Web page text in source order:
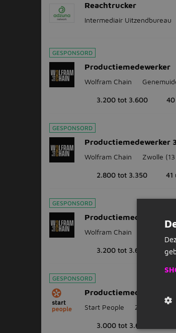
Reachtrucker
Intermediair Uitzendbureau
GESPONSORD
Productiemedewerker
Wolfram Chain
3.200 tot 3.600
GESPONSORD
Productiemedewerker
Wolfram Chain Zwolle
2.800 tot 3.350 41
GESPONSORD
Productiemedewerker
Wolfram Chain
3.200 tot 3.600
GESPONSORD
Productiemedewerker
Start People Zwolle (13
3.000 tot 3.600